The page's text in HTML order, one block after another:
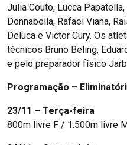
Julia Couto, Lucca
Donnabella, Rafael Viana,
Deluca e Victor Cury. Os
técnicos Bruno Beling,
e pelo preparador físico
Programação –
23/11 – Terça-feira
800m livre F / 1.500m livre